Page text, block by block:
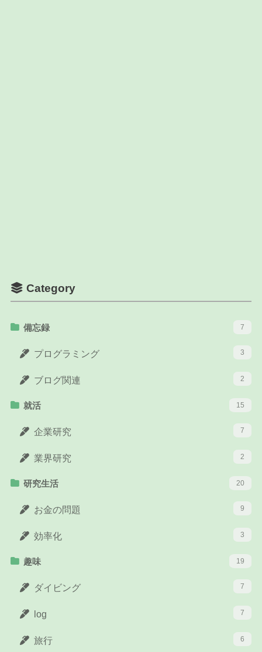
Category
備忘録 7
プログラミング 3
ブログ関連 2
就活 15
企業研究 7
業界研究 2
研究生活 20
お金の問題 9
効率化 3
趣味 19
ダイビング 7
log 7
旅行 6